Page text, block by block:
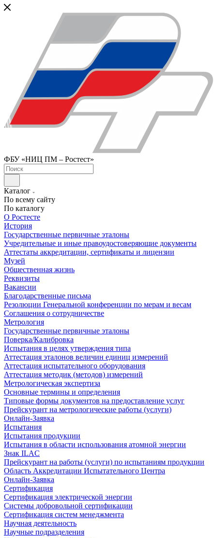
ФБУ «НИЦ ПМ – Ростест»
Каталог
По всему сайту
По каталогу
О Ростесте
История
Государственные первичные эталоны
Учредительные и иные правоудостоверяющие документы
Аттестаты аккредитации, сертификаты и лицензии
Музей
Общественная жизнь
Реквизиты
Вакансии
Благодарственные письма
Резолюции Генеральной конференции по мерам и весам
Соглашения о сотрудничестве
Метрология
Государственные первичные эталоны
Поверка/Калибровка
Испытания в целях утверждения типа
Аттестация эталонов величин единиц измерений
Аттестация испытательного оборудования
Аттестация методик (методов) измерений
Метрологическая экспертиза
Основные термины и определения
Типовые формы документов на предоставление услуг
Прейскурант на метрологические работы (услуги)
Онлайн-Заявка
Испытания
Испытания продукции
Испытания в области использования атомной энергии
Знак ILAC
Прейскурант на работы (услуги) по испытаниям продукции
Область Аккредитации Испытательного Центра
Онлайн-Заявка
Сертификация
Сертификация электрической энергии
Системы добровольной сертификации
Сертификация систем менеджмента
Научная деятельность
Научные подразделения